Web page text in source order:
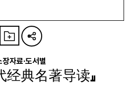
장자료·도서별
经典名著导读』